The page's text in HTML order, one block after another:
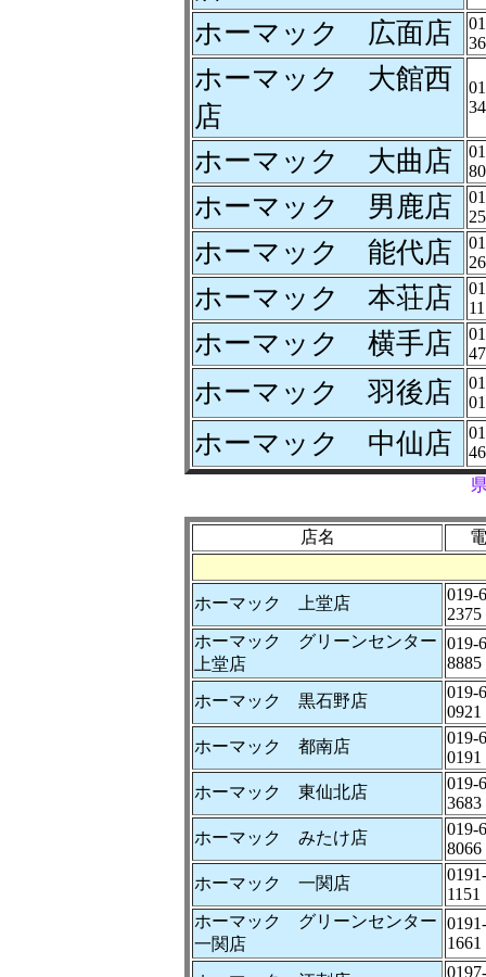
ホーマック 広面店
ホーマック 大館西
店
ホーマック 大曲店
ホーマック 男鹿店
ホーマック 能代店
ホーマック 本荘店
ホーマック 横手店
ホーマック 羽後店
ホーマック 中仙店
店名
ホーマック 上堂店
019-
2375
ホーマック グリーンセンター
上堂店
019-
8885
ホーマック 黒石野店
019-
0921
ホーマック 都南店
019-
0191
ホーマック 東仙北店
019-
3683
ホーマック みたけ店
019-
8066
ホーマック 一関店
1151
ホーマック グリーンセンター
一関店
1661